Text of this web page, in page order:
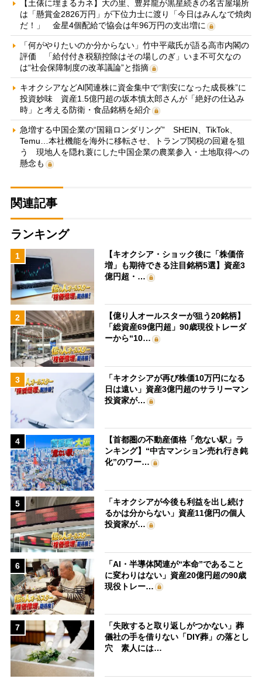
【土俵に埋まるカネ】大の里、豊昇龍が黒星続きの名古屋場所
は「懸賞金2826万円」が下位力士に渡り「今日はみんなで焼肉
だ！」 金星4個配給で協会は年96万円の支出増に
「何がやりたいのか分からない」竹中平蔵氏が語る高市内閣の
評価 「給付付き税額控除はその場しのぎ」いま不可欠なの
は“社会保障制度の改革議論”と指摘
キオクシアなどAI関連株に資金集中で“割安になった成長株”に
投資妙味 資産1.5億円超の坂本慎太郎さんが「絶好の仕込み
時」と考える防衛・食品銘柄を紹介
急増する中国企業の“国籍ロンダリング” SHEIN、TikTok、
Temu…本社機能を海外に移転させ、トランプ関税の回避を狙
う 現地人を隠れ蓑にした中国企業の農業参入・土地取得への
懸念も
関連記事
ランキング
1
【キオクシア・ショック後に「株価倍
増」も期待できる注目銘柄5選】資産3
億円超・…
2
【億り人オールスターが狙う20銘柄】
「総資産69億円超」90歳現役トレーダ
ーから“10…
3
「キオクシアが再び株価10万円になる
日は遠い」資産3億円超のサラリーマン
投資家が…
4
【首都圏の不動産価格「危ない駅」ラ
ンキング】“中古マンション売れ行き鈍
化”のワー…
5
「キオクシアが今後も利益を出し続け
るかは分からない」資産11億円の個人
投資家が…
6
「AI・半導体関連が“本命”であること
に変わりはない」資産20億円超の90歳
現役トレー…
7
「失敗すると取り返しがつかない」葬
儀社の手を借りない「DIY葬」の落とし
穴 素人には…